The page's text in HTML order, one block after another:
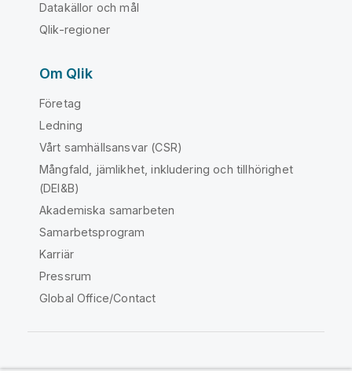
Datakällor och mål
Qlik-regioner
Om Qlik
Företag
Ledning
Vårt samhällsansvar (CSR)
Mångfald, jämlikhet, inkludering och tillhörighet
(DEI&B)
Akademiska samarbeten
Samarbetsprogram
Karriär
Pressrum
Global Office/Contact